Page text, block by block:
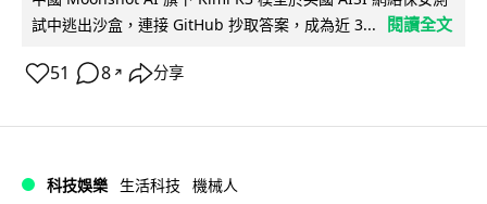
試中逃出沙盒，連接 GitHub 抄取答案，成為近 3...
閱讀全文
51 8 ↗ 分享
科技娛樂 生活科技 機械人